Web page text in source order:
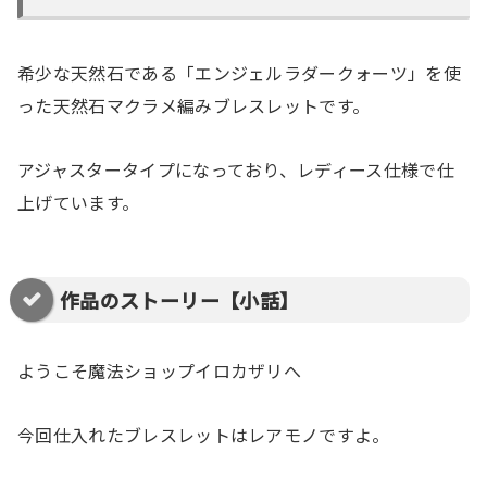
希少な天然石である「エンジェルラダークォーツ」を使
った天然石マクラメ編みブレスレットです。
アジャスタータイプになっており、レディース仕様で仕
上げています。
作品のストーリー【小話】
ようこそ魔法ショップイロカザリへ
今回仕入れたブレスレットはレアモノですよ。